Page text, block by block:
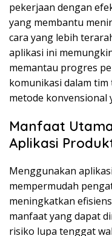
pekerjaan dengan
yang membantu
cara yang lebih
aplikasi ini
memantau progres
komunikasi dalam
metode konvensional
Manfaat
Aplikasi
Menggunakan
mempermudah
meningkatkan
manfaat yang dapat
risiko lupa tenggat